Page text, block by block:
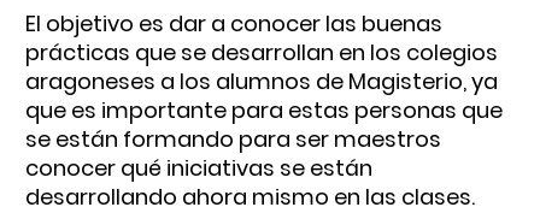
El objetivo es dar a conocer las buenas
prácticas que se desarrollan en los colegios
aragoneses a los alumnos de Magisterio, ya
que es importante para estas personas que
se están formando para ser maestros
conocer qué iniciativas se están
desarrollando ahora mismo en las clases.